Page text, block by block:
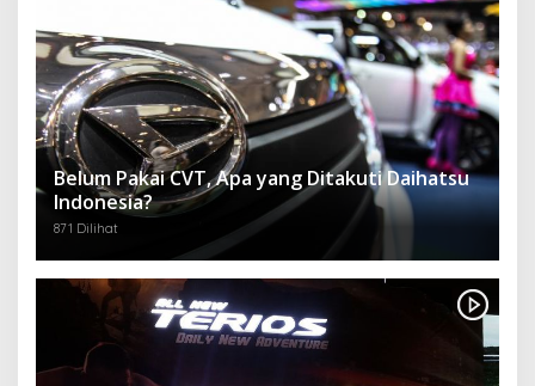
Belum Pakai CVT, Apa yang Ditakuti Daihatsu
Indonesia?
871 Dilihat